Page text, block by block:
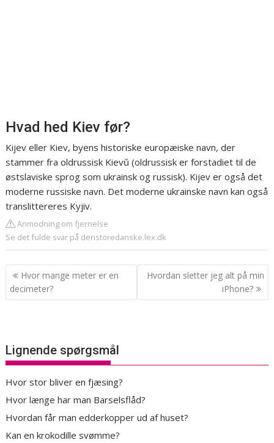
Hvad hed Kiev før?
Kijev eller Kiev, byens historiske europæiske navn, der
stammer fra oldrussisk Kievŭ (oldrussisk er forstadiet til de
østslaviske sprog som ukrainsk og russisk). Kijev er også det
moderne russiske navn. Det moderne ukrainske navn kan også
translittereres Kyjiv.
Anmodning om fjernelse
Se det fulde svar på denstoredanske.lex.dk
Indlægsnavigation
Hvor mange meter er en
decimeter?
Hvordan sletter jeg alt på min
iPhone?
Lignende spørgsmål
Hvor stor bliver en fjæsing?
Hvor længe har man Barselsflåd?
Hvordan får man edderkopper ud af huset?
Kan en krokodille svømme?